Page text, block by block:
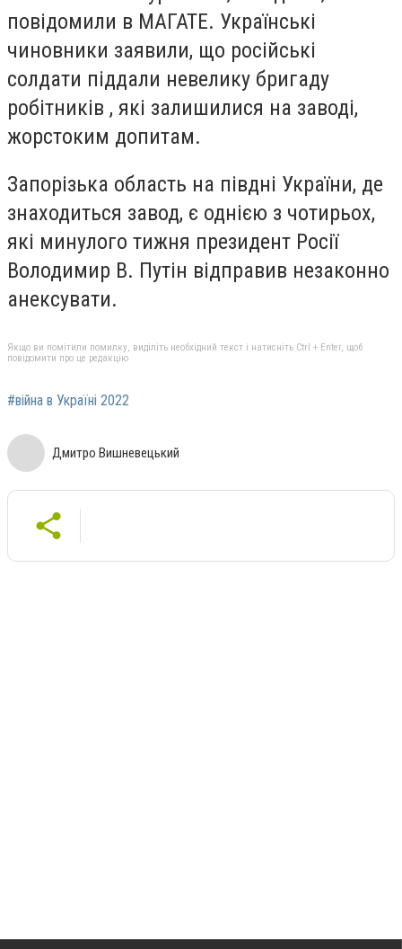
повідомили в МАГАТЕ. Українські
чиновники заявили, що російські
солдати піддали невелику бригаду
робітників , які залишилися на заводі,
жорстоким допитам.
Запорізька область на півдні України, де
знаходиться завод, є однією з чотирьох,
які минулого тижня президент Росії
Володимир В. Путін відправив незаконно
анексувати.
Якщо ви помітили помилку, виділіть необхідний текст і натисніть Ctrl + Enter, щоб
повідомити про це редакцію
#війна в Україні 2022
Дмитро Вишневецький